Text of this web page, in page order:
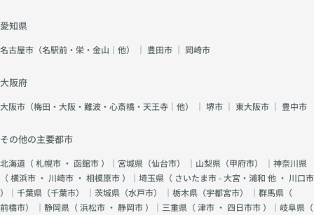
愛知県
名古屋市（名駅前・栄・金山｜他） ｜ 豊田市 ｜ 岡崎市
大阪府
大阪市（梅田・大阪・難波・心斎橋・天王寺｜他） ｜ 堺市 ｜ 東大阪市 ｜ 豊中市
その他の主要都市
北海道（札幌市 ・ 函館市）｜宮城県（仙台市） ｜山梨県（甲府市） ｜神奈川県
（横浜市 ・ 川崎市 ・ 相模原市）｜埼玉県（ さいたま市 - 大宮・浦和 他 ・ 川口市
）｜千葉県（千葉市） ｜茨城県（水戸市） ｜栃木県（宇都宮市） ｜群馬県（
前橋市） ｜静岡県（浜松市 ・ 静岡市）｜三重県（津市 ・ 四日市市）｜岐阜県（